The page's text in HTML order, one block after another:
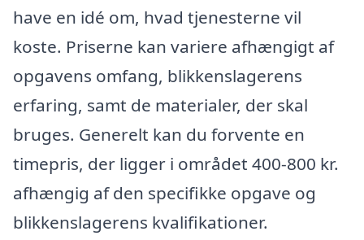
have en idé om, hvad tjenesterne vil
koste. Priserne kan variere afhængigt af
opgavens omfang, blikkenslagerens
erfaring, samt de materialer, der skal
bruges. Generelt kan du forvente en
timepris, der ligger i området 400-800 kr.
afhængig af den specifikke opgave og
blikkenslagerens kvalifikationer.